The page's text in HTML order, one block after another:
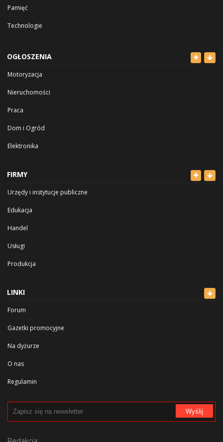
Pamięć
Technologie
OGŁOSZENIA
Motoryzacja
Nieruchomości
Praca
Dom i Ogród
Elektronika
FIRMY
Urzędy i instytucje publiczne
Edukacja
Handel
Usługi
Produkcja
LINKI
Forum
Gazetki promocyjne
Na dyżurze
O nas
Regulamin
Cennik
Wyślij